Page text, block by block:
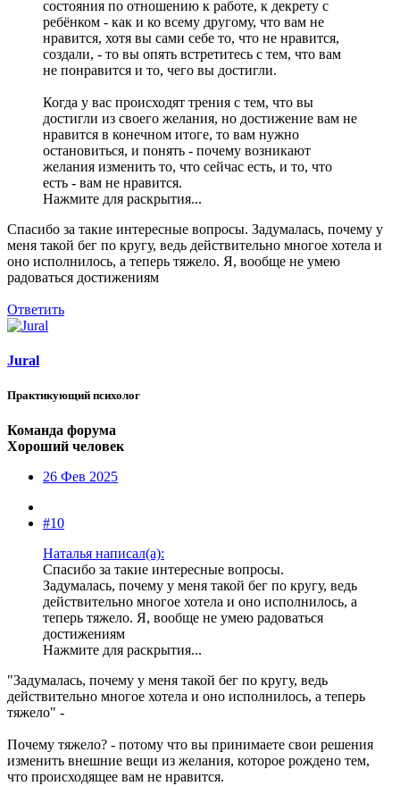
состояния по отношению к работе, к декрету с
ребёнком - как и ко всему другому, что вам не
нравится, хотя вы сами себе то, что не нравится,
создали, - то вы опять встретитесь с тем, что вам
не понравится и то, чего вы достигли.
Когда у вас происходят трения с тем, что вы
достигли из своего желания, но достижение вам не
нравится в конечном итоге, то вам нужно
остановиться, и понять - почему возникают
желания изменить то, что сейчас есть, и то, что
есть - вам не нравится.
Нажмите для раскрытия...
Спасибо за такие интересные вопросы. Задумалась, почему у
меня такой бег по кругу, ведь действительно многое хотела и
оно исполнилось, а теперь тяжело. Я, вообще не умею
радоваться достижениям
Ответить
Jural
Практикующий психолог
Команда форума
Хороший человек
26 Фев 2025
#10
Наталья написал(а):
Спасибо за такие интересные вопросы.
Задумалась, почему у меня такой бег по кругу, ведь
действительно многое хотела и оно исполнилось, а
теперь тяжело. Я, вообще не умею радоваться
достижениям
Нажмите для раскрытия...
"Задумалась, почему у меня такой бег по кругу, ведь
действительно многое хотела и оно исполнилось, а теперь
тяжело" -
Почему тяжело? - потому что вы принимаете свои решения
изменить внешние вещи из желания, которое рождено тем,
что происходящее вам не нравится.